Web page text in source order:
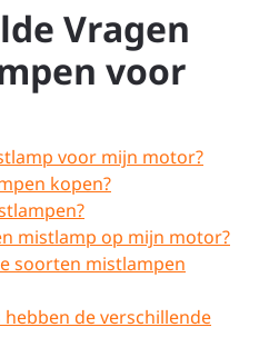
Vragen
voor
voor mijn motor?
kopen?
mistlamp op mijn motor?
soorten mistlampen
de verschillende